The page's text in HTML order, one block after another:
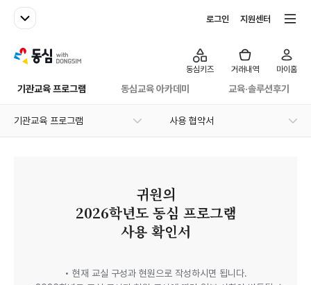
패밀리사이트
로그인 지원센터
with동심
기관교육 프로그램 동심교육 아카데미 교육·솔루션후기
동심키즈 거래내역 마이홈
기관교육 프로그램 사용 협약서
귀원의
2026학년도 동심 프로그램
사용 확인서
• 현재 교실 구성과 현원으로 작성하시면 됩니다.